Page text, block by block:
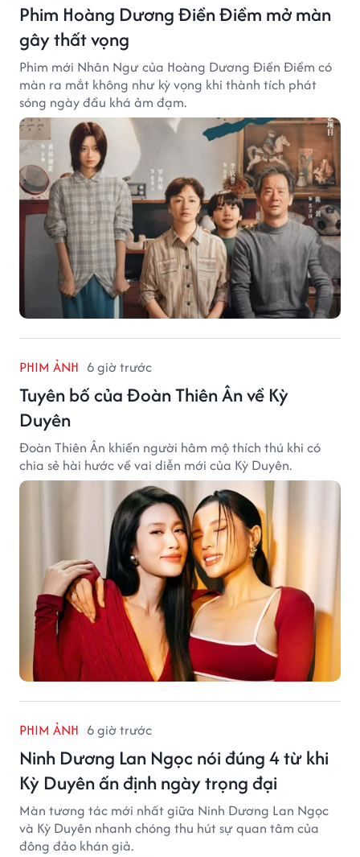
Phim Hoàng Dương Điền Điềm mở màn
gây thất vọng
Phim mới Nhân Ngư của Hoàng Dương Điền Điềm có
màn ra mắt không như kỳ vọng khi thành tích phát
sóng ngày đầu khá ảm đạm.
PHIM ẢNH 6 giờ trước
Tuyên bố của Đoàn Thiên Ân về Kỳ
Duyên
Đoàn Thiên Ân khiến người hâm mộ thích thú khi có
chia sẻ hài hước về vai diễn mới của Kỳ Duyên.
PHIM ẢNH 6 giờ trước
Ninh Dương Lan Ngọc nói đúng 4 từ khi
Kỳ Duyên ấn định ngày trọng đại
Màn tương tác mới nhất giữa Ninh Dương Lan Ngọc
và Kỳ Duyên nhanh chóng thu hút sự quan tâm của
đông đảo khán giả.